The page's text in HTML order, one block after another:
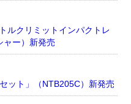
ルクリミットインパクトレ
ャー）新発売
ット」（NTB205C）新発売